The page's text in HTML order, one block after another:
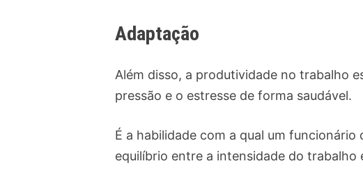
Adaptação
Além disso, a produtividade no trabalho
pressão e o estresse de forma saudável.
É a habilidade com a qual um funcionário
equilíbrio entre a intensidade do